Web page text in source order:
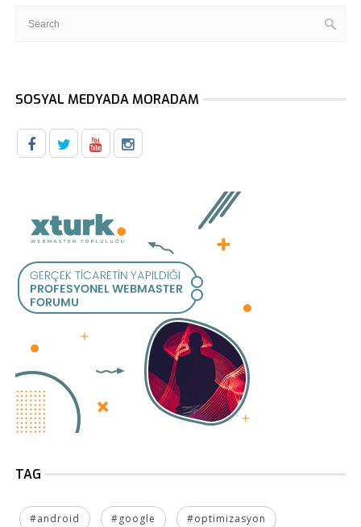
SOSYAL MEDYADA MORADAM
TAG
#android #google #optimizasyon